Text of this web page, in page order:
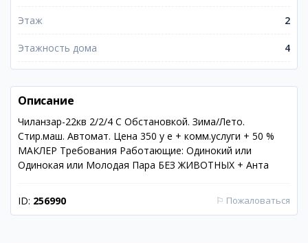
Этаж 2
Этажность дома 4
Описание
Чиланзар-22кв 2/2/4 С Обстановкой. Зима/Лето.
Стир.маш. Автомат. Цена 350 у е + комм.услуги + 50 %
МАКЛЕР Требования Работающие: Одинокий или
Одинокая или Молодая Пара БЕЗ ЖИВОТНЫХ + Анта
ID: 256990 ⚐ Пожаловаться